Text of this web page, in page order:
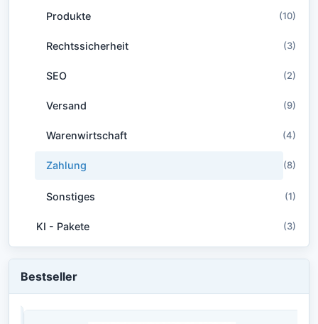
Produkte (10)
Rechtssicherheit (3)
SEO (2)
Versand (9)
Warenwirtschaft (4)
Zahlung (8)
Sonstiges (1)
KI - Pakete (3)
Bestseller